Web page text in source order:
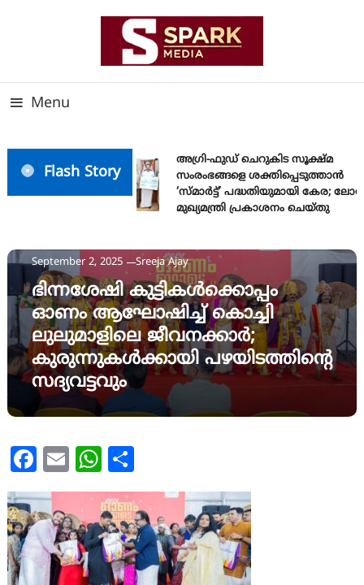
Menu
Flash Story
അഗ്രി-ഫുഡ് ചെറുകിട സൂക്ഷ്മ
സംരംഭങ്ങളെ ശക്തിപ്പെടുത്താന്‍
‘സ്മാര്‍ട്ട്’ പദ്ധതിയുമായി കേര;
മുഖ്യമന്ത്രി പ്രകാശനം ചെയ്തു
September 2, 2025 Sreeja Ajay
ഭിന്നശേഷി കുട്ടികൾക്കൊപ്പം
ഓണം ആഘോഷിച്ച് കൊച്ചി
ലുലുമാളിലെ ജീവനക്കാർ;
കുരുന്നുകൾക്കായി പഴയിടത്തിന്റെ
സദ്യവട്ടവും
Facebook
Email WhatsApp